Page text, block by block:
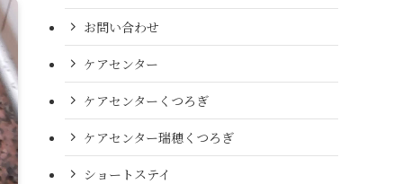
お問い合わせ
ケアセンター
ケアセンターくつろぎ
ケアセンター瑞穂くつろぎ
ショートステイ